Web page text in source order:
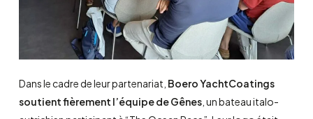
Dans le cadre de leur partenariat, Boero YachtCoatings
soutient fièrement l’équipe de Gênes, un bateau italo-